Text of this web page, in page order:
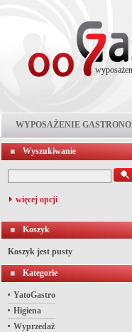
WYPOSAŻENIE
Wyszukiwanie
więcej opcji
Koszyk
Koszyk jest pusty
Kategorie
YatoGastro
Higiena
Wyprzedaż